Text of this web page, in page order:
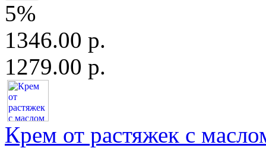
5%
1346.00 р.
1279.00 р.
Крем от растяжек с